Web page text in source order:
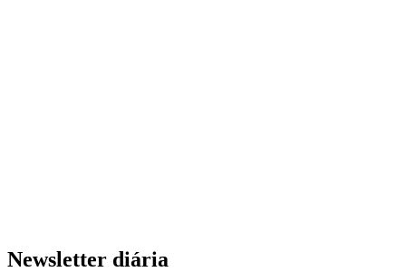
Newsletter diária